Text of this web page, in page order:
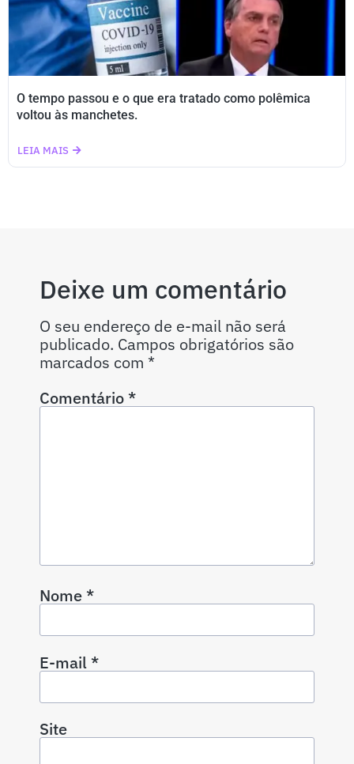
O tempo passou e o que era tratado como polêmica
voltou às manchetes.
LEIA MAIS
Deixe um comentário
O seu endereço de e-mail não será
publicado. Campos obrigatórios são
marcados com *
Comentário*
Nome*
E-mail*
Site